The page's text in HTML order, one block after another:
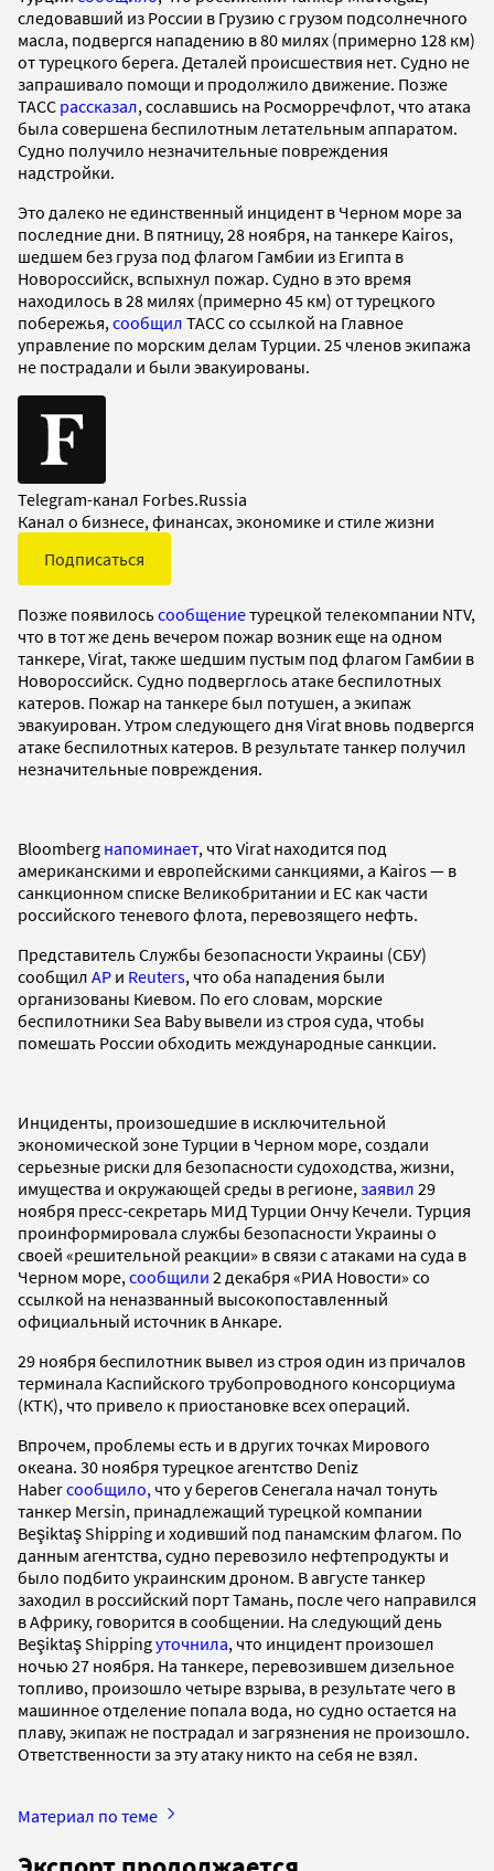
следовавший из России в Грузию с грузом подсолнечного
масла, подвергся нападению в 80 милях (примерно 128 км)
от турецкого берега. Деталей происшествия нет. Судно не
запрашивало помощи и продолжило движение. Позже
ТАСС рассказал, сославшись на Росморречфлот, что атака
была совершена беспилотным летательным аппаратом.
Судно получило незначительные повреждения
надстройки.
Это далеко не единственный инцидент в Черном море за
последние дни. В пятницу, 28 ноября, на танкере Kairos,
шедшем без груза под флагом Гамбии из Египта в
Новороссийск, вспыхнул пожар. Судно в это время
находилось в 28 милях (примерно 45 км) от турецкого
побережья, сообщил ТАСС со ссылкой на Главное
управление по морским делам Турции. 25 членов экипажа
не пострадали и были эвакуированы.
Telegram-канал Forbes.Russia
Канал о бизнесе, финансах, экономике и стиле жизни
Подписаться
Позже появилосьсообщениетурецкой телекомпании NTV,
что в тот же день вечером пожар возник еще на одном
танкере, Virat, также шедшим пустым под флагом Гамбии в
Новороссийск. Судно подверглось атаке беспилотных
катеров. Пожар на танкере был потушен, а экипаж
эвакуирован. Утром следующего дня Virat вновь подвергся
атаке беспилотных катеров. В результате танкер получил
незначительные повреждения.
Bloomberg напоминает, что Virat находится под
американскими и европейскими санкциями, а Kairos — в
санкционном списке Великобритании и ЕC как части
российского теневого флота, перевозящего нефть.
Представитель Службы безопасности Украины (СБУ)
сообщил AP и Reuters, что оба нападения были
организованы Киевом. По его словам, морские
беспилотники Sea Baby вывели из строя суда, чтобы
помешать России обходить международные санкции.
Инциденты, произошедшие в исключительной
экономической зоне Турции в Черном море, создали
серьезные риски для безопасности судоходства, жизни,
имущества и окружающей среды в регионе, заявил 29
ноября пресс-секретарь МИД Турции Ончу Кечели. Турция
проинформировала службы безопасности Украины о
своей «решительной реакции» в связи с атаками на суда в
Черном море, сообщили 2 декабря «РИА Новости» со
ссылкой на неназванный высокопоставленный
официальный источник в Анкаре.
29 ноября беспилотник вывел из строя один из причалов
терминала Каспийского трубопроводного консорциума
(КТК), что привело к приостановке всех операций.
Впрочем, проблемы есть и в других точках Мирового
океана. 30 ноября турецкое агентство Deniz
Haberсообщило, что у берегов Сенегала начал тонуть
танкер Mersin, принадлежащий турецкой компании
Beşiktaş Shipping и ходивший под панамским флагом. По
данным агентства, судно перевозило нефтепродукты и
было подбито украинским дроном. В августе танкер
заходил в российский порт Тамань, после чего направился
в Африку, говорится в сообщении. На следующий день
Beşiktaş Shippingуточнила, что инцидент произошел
ночью 27 ноября. На танкере, перевозившем дизельное
топливо, произошло четыре взрыва, в результате чего в
машинное отделение попала вода, но судно остается на
плаву, экипаж не пострадал и загрязнения не произошло.
Ответственности за эту атаку никто на себя не взял.
Материал по теме